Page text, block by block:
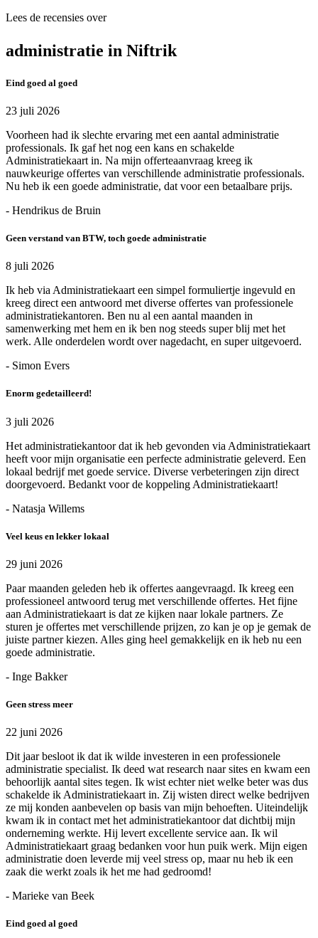
Lees de recensies over
administratie in Niftrik
Eind goed al goed
23 juli 2026
Voorheen had ik slechte ervaring met een aantal administratie
professionals. Ik gaf het nog een kans en schakelde
Administratiekaart in. Na mijn offerteaanvraag kreeg ik
nauwkeurige offertes van verschillende administratie professionals.
Nu heb ik een goede administratie, dat voor een betaalbare prijs.
- Hendrikus de Bruin
Geen verstand van BTW, toch goede administratie
8 juli 2026
Ik heb via Administratiekaart een simpel formuliertje ingevuld en
kreeg direct een antwoord met diverse offertes van professionele
administratiekantoren. Ben nu al een aantal maanden in
samenwerking met hem en ik ben nog steeds super blij met het
werk. Alle onderdelen wordt over nagedacht, en super uitgevoerd.
- Simon Evers
Enorm gedetailleerd!
3 juli 2026
Het administratiekantoor dat ik heb gevonden via Administratiekaart
heeft voor mijn organisatie een perfecte administratie geleverd. Een
lokaal bedrijf met goede service. Diverse verbeteringen zijn direct
doorgevoerd. Bedankt voor de koppeling Administratiekaart!
- Natasja Willems
Veel keus en lekker lokaal
29 juni 2026
Paar maanden geleden heb ik offertes aangevraagd. Ik kreeg een
professioneel antwoord terug met verschillende offertes. Het fijne
aan Administratiekaart is dat ze kijken naar lokale partners. Ze
sturen je offertes met verschillende prijzen, zo kan je op je gemak de
juiste partner kiezen. Alles ging heel gemakkelijk en ik heb nu een
goede administratie.
- Inge Bakker
Geen stress meer
22 juni 2026
Dit jaar besloot ik dat ik wilde investeren in een professionele
administratie specialist. Ik deed wat research naar sites en kwam een
behoorlijk aantal sites tegen. Ik wist echter niet welke beter was dus
schakelde ik Administratiekaart in. Zij wisten direct welke bedrijven
ze mij konden aanbevelen op basis van mijn behoeften. Uiteindelijk
kwam ik in contact met het administratiekantoor dat dichtbij mijn
onderneming werkte. Hij levert excellente service aan. Ik wil
Administratiekaart graag bedanken voor hun puik werk. Mijn eigen
administratie doen leverde mij veel stress op, maar nu heb ik een
zaak die werkt zoals ik het me had gedroomd!
- Marieke van Beek
Eind goed al goed